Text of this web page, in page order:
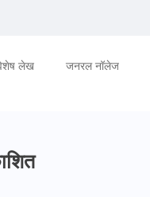
लेख जनरल नॉलेज